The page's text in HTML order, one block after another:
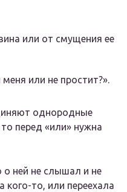
или от смущения ее
или не простит?».
однородные
перед «или» нужна
о ней не слышал и не
то, или переехала